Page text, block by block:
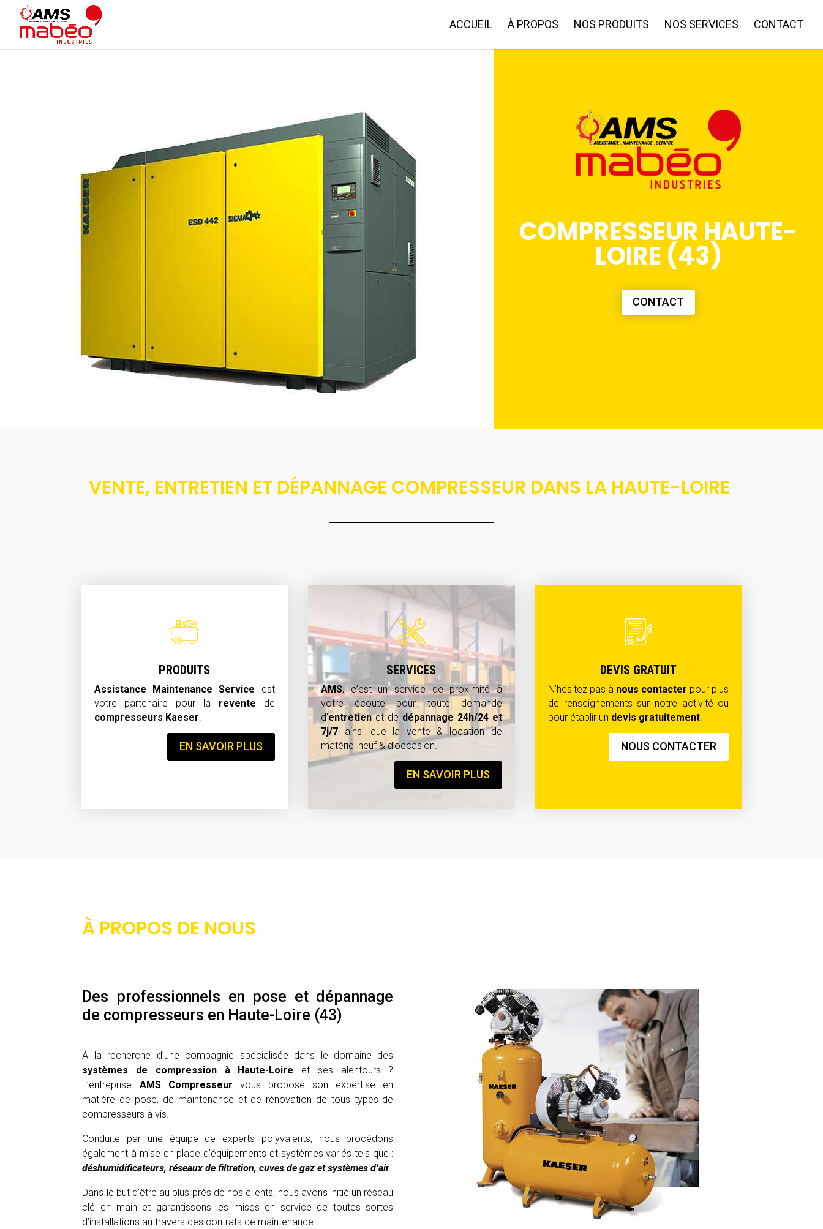
ACCUEIL À PROPOS NOS PRODUITS NOS SERVICES CONTACT
COMPRESSEUR HAUTE-
LOIRE (43)
CONTACT
VENTE, ENTRETIEN ET DÉPANNAGE COMPRESSEUR DANS LA HAUTE-LOIRE
PRODUITS
Assistance Maintenance Service est
votre partenaire pour la revente de
compresseurs Kaeser.
EN SAVOIR PLUS
SERVICES
AMS, c’est un service de proximité à
votre écoute pour toute demande
d’entretienet dedépannage 24h/24 et
7j/7 ainsi que la vente & location de
matériel neuf & d’occasion.
EN SAVOIR PLUS
DEVIS GRATUIT
N’hésitez pas à nous contacter pour plus
de renseignements sur notre activité ou
pour établir un devis gratuitement.
NOUS CONTACTER
À PROPOS DE NOUS
Des professionnels en pose et dépannage
de compresseurs en Haute-Loire (43)
À la recherche d’une compagnie spécialisée dans le domaine des
systèmes de compression à
Haute-Loire et ses alentours ?
L’entreprise AMS Compresseur vous propose son expertise en
matière de pose, de maintenance et de rénovation de tous types de
compresseurs à vis.
Conduite par une équipe de experts polyvalents, nous procédons
également à mise en place d’équipements et systèmes variés tels que :
déshumidificateurs, réseaux de filtration, cuves de gaz et systèmes d’air.
Dans le but d’être au plus près de nos clients, nous avons initié un réseau
clé en main et garantissons les mises en service de toutes sortes
d’installations au travers des contrats de maintenance.